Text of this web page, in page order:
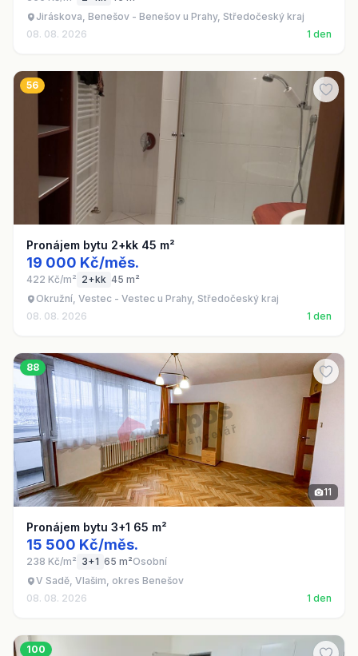
Jiráskova, Benešov - Benešov u Prahy, Středočeský kraj
08. 08. 2026
1 den
56
Pronájem bytu 2+kk 45 m²
19 000 Kč/měs.
422 Kč/m² 2+kk 45 m²
Okružní, Vestec - Vestec u Prahy, Středočeský kraj
08. 08. 2026
1 den
88
11
Pronájem bytu 3+1 65 m²
15 500 Kč/měs.
238 Kč/m² 3+1 65 m²Osobní
V Sadě, Vlašim, okres Benešov
08. 08. 2026
1 den
100